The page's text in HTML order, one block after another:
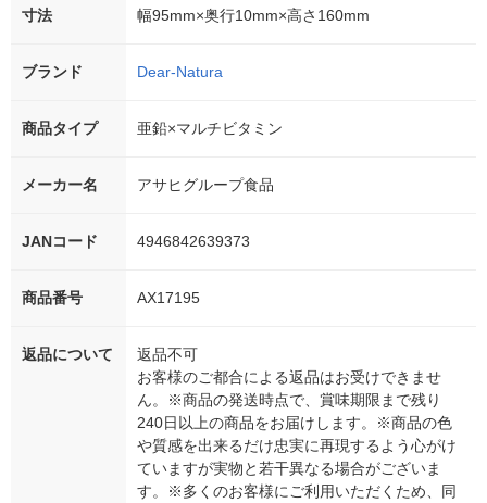
寸法 幅95mm×奥行10mm×高さ160mm
ブランド Dear-Natura
商品タイプ 亜鉛×マルチビタミン
メーカー名 アサヒグループ食品
JANコード 4946842639373
商品番号 AX17195
返品について
返品不可
お客様のご都合による返品はお受けできませ
ん。※商品の発送時点で、賞味期限まで残り
240日以上の商品をお届けします。※商品の色
や質感を出来るだけ忠実に再現するよう心がけ
ていますが実物と若干異なる場合がございま
す。※多くのお客様にご利用いただくため、同